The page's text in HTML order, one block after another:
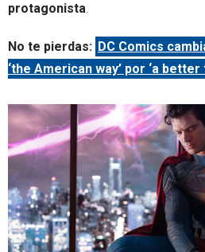
protagonista.
No te pierdas: DC Comics
‘the American way’ por ‘a